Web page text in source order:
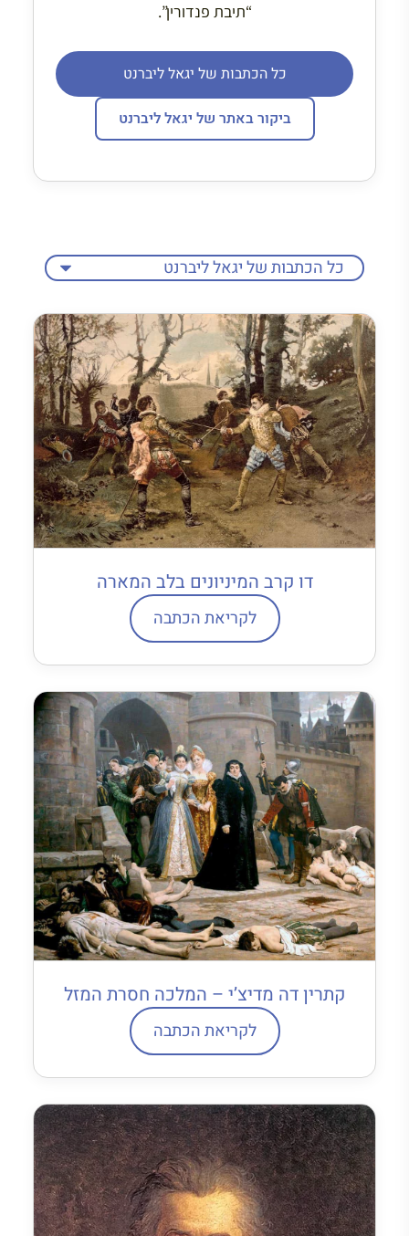
“תיבת פנדורין”.
כל הכתבות של יגאל ליברנט
ביקור באתר של יגאל ליברנט
דו קרב המיניונים בלב המארה
לקריאת הכתבה
קתרין דה מדיצ’י – המלכה חסרת המזל
לקריאת הכתבה